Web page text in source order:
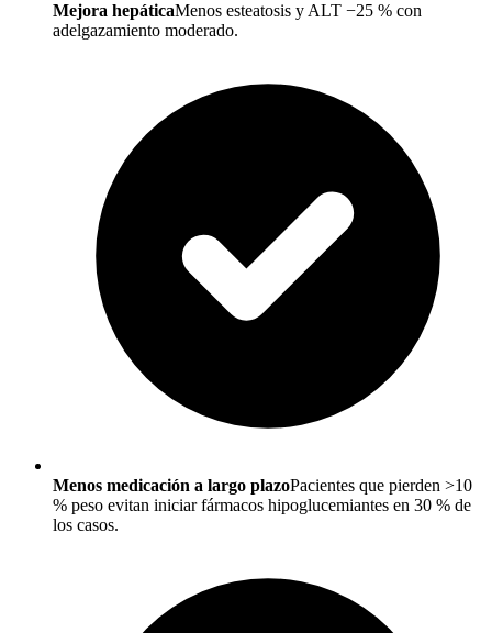
Mejora hepáticaMenos esteatosis y ALT −25 % con
adelgazamiento moderado.
Menos medicación a largo plazoPacientes que pierden >10
% peso evitan iniciar fármacos hipoglucemiantes en 30 % de
los casos.